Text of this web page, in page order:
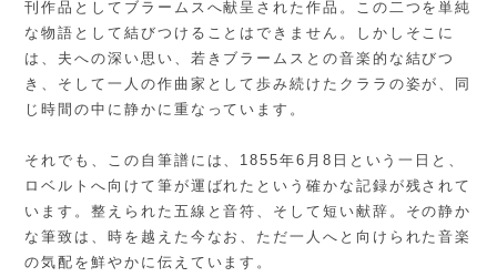
刊作品としてブラームスへ献呈された作品。この二つを単純
な物語として結びつけることはできません。しかしそこに
は、夫への深い思い、若きブラームスとの音楽的な結びつ
き、そして一人の作曲家として歩み続けたクララの姿が、同
じ時間の中に静かに重なっています。
それでも、この自筆譜には、1855年6月8日という一日と、
ロベルトへ向けて筆が運ばれたという確かな記録が残されて
います。整えられた五線と音符、そして短い献辞。その静か
な筆致は、時を越えた今なお、ただ一人へと向けられた音楽
の気配を鮮やかに伝えています。